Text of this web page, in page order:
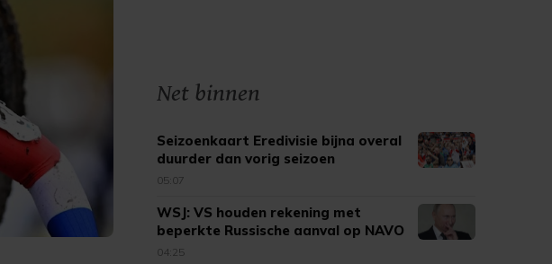
Net binnen
Seizoenkaart Eredivisie bijna overal
duurder dan vorig seizoen
05:07
WSJ: VS houden rekening met
beperkte Russische aanval op NAVO
04:25